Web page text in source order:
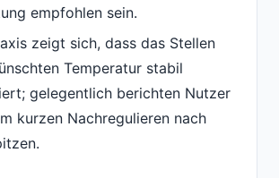
empfohlen sein.
zeigt sich, dass das Stellen
Temperatur stabil
gelegentlich berichten Nutzer
kurzen Nachregulieren nach